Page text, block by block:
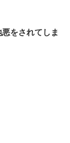
をされてしま